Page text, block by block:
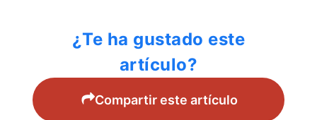
¿Te ha gustado este
artículo?
Compartir este artículo